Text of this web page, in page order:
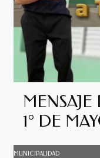
1° DE
MUNICIPALIDAD